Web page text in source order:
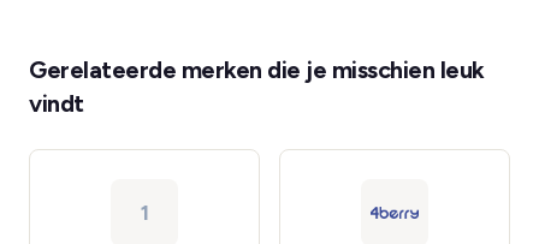
Gerelateerde merken die je misschien leuk
vindt
1